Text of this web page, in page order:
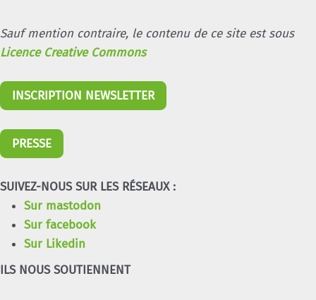
Sauf mention contraire, le contenu de ce site est sous
Licence Creative Commons
INSCRIPTION NEWSLETTER
PRESSE
SUIVEZ-NOUS SUR LES RÉSEAUX :
Sur mastodon
Sur facebook
Sur Likedin
ILS NOUS SOUTIENNENT